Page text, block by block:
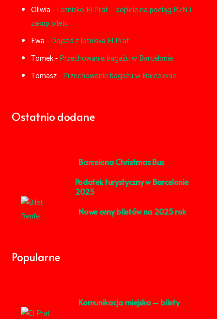
Oliwia-Lotnisko El Prat – dojście na pociąg R2N i
zakup biletu
Ewa-Dojazd z lotniska El Prat
Tomek-Przechowanie bagażu w Barcelonie
Tomasz-Przechowanie bagażu w Barcelonie
Ostatnio dodane
Barcelona Christmas Bus
Podatek turystyczny w Barcelonie
2025
Nowe ceny biletów na 2025 rok
Popularne
Komunikacja miejska – bilety